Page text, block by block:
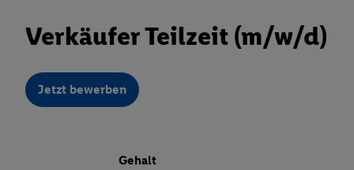
Verkäufer Teilzeit (m/w/d)
Jetzt bewerben
Gehalt